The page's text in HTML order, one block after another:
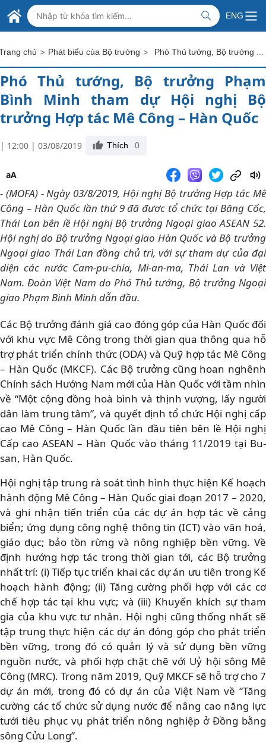
Skip to Main Content
BỘ NGOẠI GIAO VIỆT NAM
MINISTRY OF FOREIGN AFFAIRS
ENG
chủ > Phát biểu của Bộ trưởng > Phó Thủ tướng, Bộ trưởng Phạm Bình Minh tham dự Hội nghị Bộ trưởng Hợp tác Mê Công – Hàn Quốc
Phó Thủ tướng, Bộ trưởng Phạm
Bình Minh tham dự Hội nghị Bộ
trưởng Hợp tác Mê Công – Hàn Quốc
| 12:00 | 03/08/2019 Thích 0
aA
- (MOFA) - Ngày 03/8/2019, Hội nghị Bộ trưởng Hợp tác Mê
Công – Hàn Quốc lần thứ 9 đã đươc tổ chức tại Băng Cốc,
Thái Lan bên lề Hội nghị Bộ trưởng Ngoại giao ASEAN 52.
Hội nghị do Bộ trưởng Ngoại giao Hàn Quốc và Bộ trưởng
Ngoại giao Thái Lan đồng chủ trì, với sự tham dự của đại
diện các nước Cam-pu-chia, Mi-an-ma, Thái Lan và Việt
Nam. Đoàn Việt Nam do Phó Thủ tướng, Bộ trưởng Ngoại
giao Phạm Bình Minh dẫn đầu.
Các Bộ trưởng đánh giá cao đóng góp của Hàn Quốc đối
với khu vực Mê Công trong thời gian qua thông qua hỗ
trợ phát triển chính thức (ODA) và Quỹ hợp tác Mê Công
– Hàn Quốc (MKCF). Các Bộ trưởng cũng hoan nghênh
Chính sách Hướng Nam mới của Hàn Quốc với tầm nhìn
về “Một cộng đồng hoà bình và thịnh vượng, lấy người
dân làm trung tâm”, và quyết định tổ chức Hội nghị cấp
cao Mê Công – Hàn Quốc lần đầu tiên bên lề Hội nghị
Cấp cao ASEAN – Hàn Quốc vào tháng 11/2019 tại Bu-
san, Hàn Quốc.
Hội nghị tập trung rà soát tình hình thực hiện Kế hoạch
hành động Mê Công – Hàn Quốc giai đoạn 2017 – 2020,
và ghi nhận tiến triển của các dự án hợp tác về cảng
biển; ứng dụng công nghệ thông tin (ICT) vào văn hoá,
giáo dục; bảo tồn rừng và nông nghiệp bền vững. Về
định hướng hợp tác trong thời gian tới, các Bộ trưởng
nhất trí: (i) Tiếp tục triển khai các dự án ưu tiên trong Kế
hoạch hành động; (ii) Tăng cường phối hợp với các cơ
chế hợp tác tại khu vực; và (iii) Khuyến khích sự tham
gia của khu vực tư nhân. Hội nghị cũng thống nhất sẽ
tập trung thực hiện các dự án đóng góp cho phát triển
bền vững, trong đó có quản lý và sử dụng bền vững
nguồn nước, và phối hợp chặt chẽ với Uỷ hội sông Mê
Công (MRC). Trong năm 2019, Quỹ MKCF sẽ hỗ trợ cho 7
dự án mới, trong đó có dự án của Việt Nam về “Tăng
cường các tổ chức sử dụng nước để nâng cao năng lực
tưới tiêu phục vụ phát triển nông nghiệp ở Đồng bằng
sông Cửu Long”.